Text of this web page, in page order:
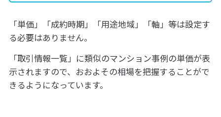
「単価」「成約時期」「用途地域」「軸」等は設定す
る必要はありません。
「取引情報一覧」に類似のマンション事例の単価が表
示されますので、おおよその相場を把握することがで
きるようになっています。